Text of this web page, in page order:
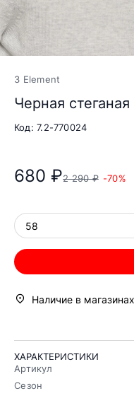
3 Element
Черная
Код: 7.2-770024
680 ₽2 290 ₽ -70%
58
Наличие в магазинах
ХАРАКТЕРИСТИКИ
Артикул
Сезон